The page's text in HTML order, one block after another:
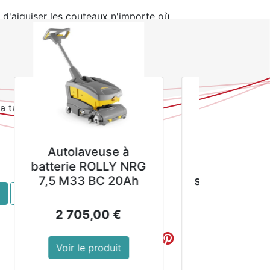
les couteaux n'importe où
en quelques secondes
taxe inclue
Destructeur de
mousses et lichens
sur les murs, façades
43,89
Voir le produit